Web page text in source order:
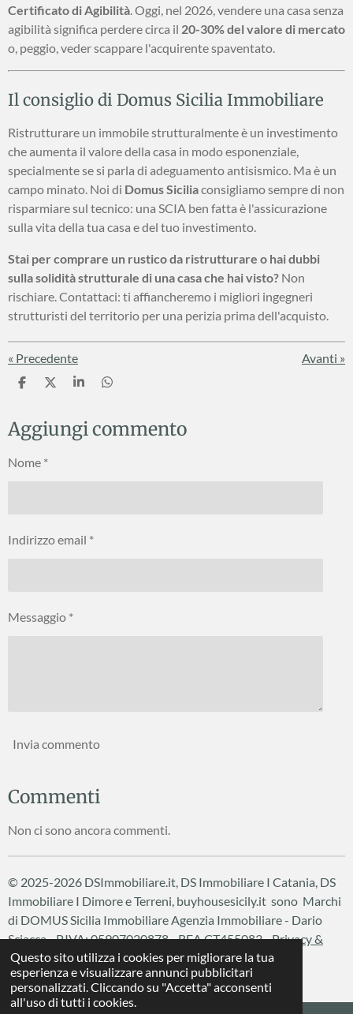
Questo sito utilizza i cookies per migliorare la tua
esperienza e visualizzare annunci pubblicitari
personalizzati. Cliccando su "Accetta" acconsenti
all'uso di tutti i cookies.
Certificato di Agibilità. Oggi, nel 2026, vendere una casa senza
agibilità significa perdere circa il 20-30% del valore di mercato
o, peggio, veder scappare l'acquirente spaventato.
Il consiglio di Domus Sicilia Immobiliare
Ristrutturare un immobile strutturalmente è un investimento
che aumenta il valore della casa in modo esponenziale,
specialmente se si parla di adeguamento antisismico. Ma è un
campo minato. Noi di Domus Siciliaconsigliamo sempre di non
risparmiare sul tecnico: una SCIA ben fatta è l'assicurazione
sulla vita della tua casa e del tuo investimento.
Stai per comprare un rustico da ristrutturare o hai dubbi
sulla solidità strutturale di una casa che hai visto? Non
rischiare. Contattaci: ti affiancheremo i migliori ingegneri
strutturisti del territorio per una perizia prima dell'acquisto.
« Precedente Avanti »
C
d
i
i
C
d
i
C
d
i
C
d
i
Aggiungi commento
Nome *
Indirizzo email *
Messaggio *
Invia commento
Commenti
Non ci sono ancora commenti.
© 2025-2026 DSImmobiliare.it, DS Immobiliare I Catania, DS
Immobiliare I Dimore e Terreni, buyhousesicily.it sono Marchi
di DOMUS Sicilia ImmobiliareAgenzia Immobiliare - Dario
Sciacca - P.IVA: 05907020878 - REA CT455083 -Privacy &
Cookie Policy
Fornito daWebador